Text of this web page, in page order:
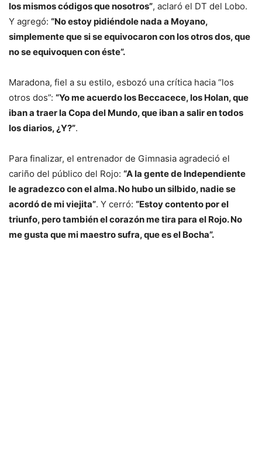
los mismos códigos que nosotros”, aclaró el DT del Lobo.
Y agregó: “No estoy pidiéndole nada a Moyano,
simplemente que si se equivocaron con los otros dos, que
no se equivoquen con éste”.
Maradona, fiel a su estilo, esbozó una crítica hacia “los
otros dos”: “Yo me acuerdo los Beccacece, los Holan, que
iban a traer la Copa del Mundo, que iban a salir en todos
los diarios, ¿Y?”.
Para finalizar, el entrenador de Gimnasia agradeció el
cariño del público del Rojo: “A la gente de Independiente
le agradezco con el alma. No hubo un silbido, nadie se
acordó de mi viejita”. Y cerró: “Estoy contento por el
triunfo, pero también el corazón me tira para el Rojo. No
me gusta que mi maestro sufra, que es el Bocha”.